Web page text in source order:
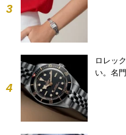
3
4
ロレッ
い。名